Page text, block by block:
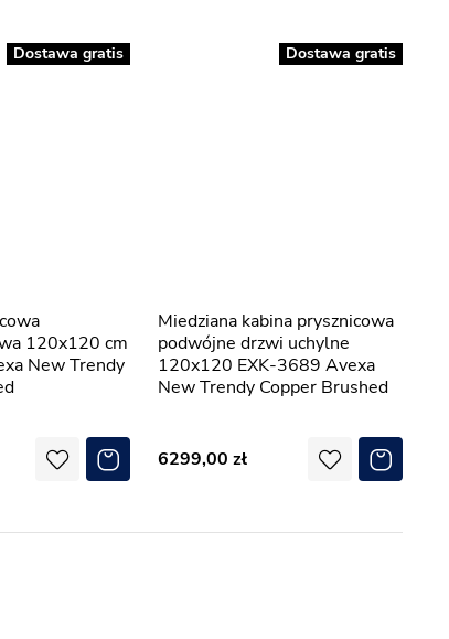
120x120 cm
New Trendy
Dostawa gratis
Miedziana kabina prysznicowa
podwójne drzwi uchylne
120x120 EXK-3689 Avexa
New Trendy Copper Brushed
6299,00
Dostawa gratis